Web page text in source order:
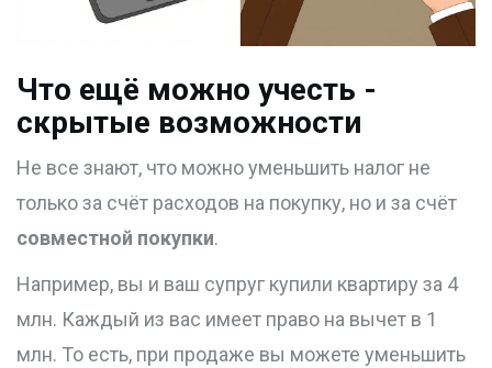
Что ещё можно учесть -
скрытые возможности
Не все знают, что можно уменьшить налог не
только за счёт расходов на покупку, но и за счёт
совместной покупки.
Например, вы и ваш супруг купили квартиру за 4
млн. Каждый из вас имеет право на вычет в 1
млн. То есть, при продаже вы можете уменьшить